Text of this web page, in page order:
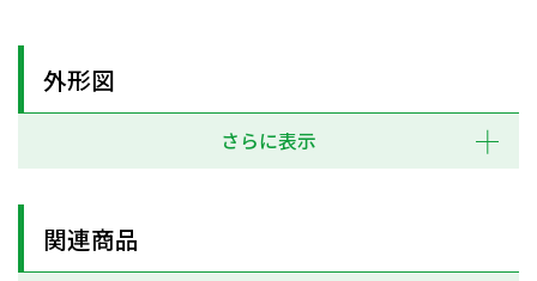
外形図
さらに表示
関連商品